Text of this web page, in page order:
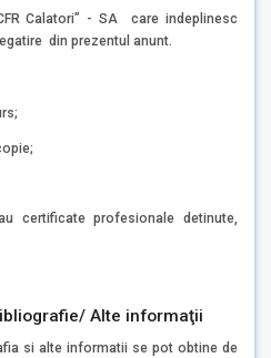
Calatori” - SA care indeplinesc
din prezentul anunt.
certificate profesionale detinute,
Alte informaţii
si alte informatii se pot obtine de